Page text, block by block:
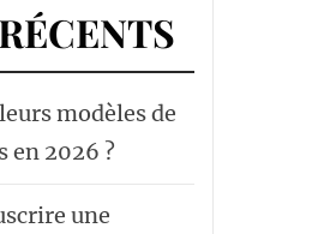
modèles de
en 2026 ?
une